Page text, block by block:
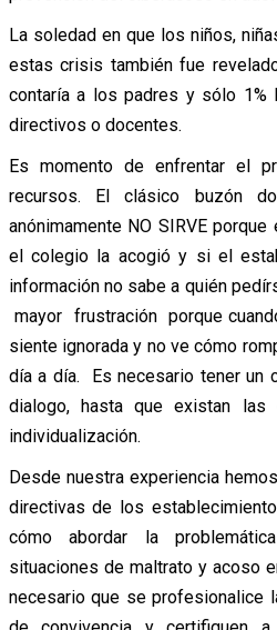
La soledad en que los niños,
estas crisis también fue
contaría a los padres y sólo 1%
directivos o docentes.
Es momento de enfrentar el
recursos. El clásico buzón
anónimamente NO SIRVE
el colegio la acogió y si el
información no sabe a quién
mayor frustración porque
siente ignorada y no ve cómo
día a día. Es necesario tener un
dialogo, hasta que existan las
individualización.
Desde nuestra experiencia
directivas de los
cómo abordar la
situaciones de maltrato y acoso
necesario que se profesionalice